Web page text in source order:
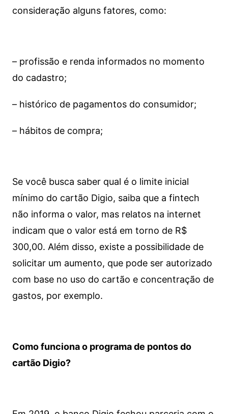
consideração alguns fatores, como:
– profissão e renda informados no momento
do cadastro;
– histórico de pagamentos do consumidor;
– hábitos de compra;
Se você busca saber qual é o limite inicial
mínimo do cartão Digio, saiba que a fintech
não informa o valor, mas relatos na internet
indicam que o valor está em torno de R$
300,00. Além disso, existe a possibilidade de
solicitar um aumento, que pode ser autorizado
com base no uso do cartão e concentração de
gastos, por exemplo.
Como funciona o programa de pontos do
cartão Digio?